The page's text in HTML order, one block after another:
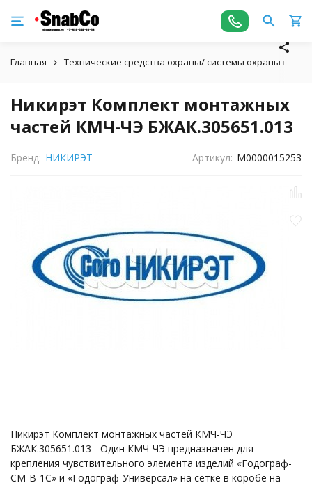
Главная Технические средства охраны/ системы охраны
Никирэт Комплект монтажных
частей КМЧ-ЧЭ БЖАК.305651.013
Бренд: НИКИРЭТ Артикул: М0000015253
Никирэт Комплект монтажных частей КМЧ-ЧЭ
БЖАК.305651.013 - Один КМЧ-ЧЭ предназначен для
крепления чувствительного элемента изделий «Годограф-
СМ-В-1С» и «Годограф-Универсал» на сетке в коробе на